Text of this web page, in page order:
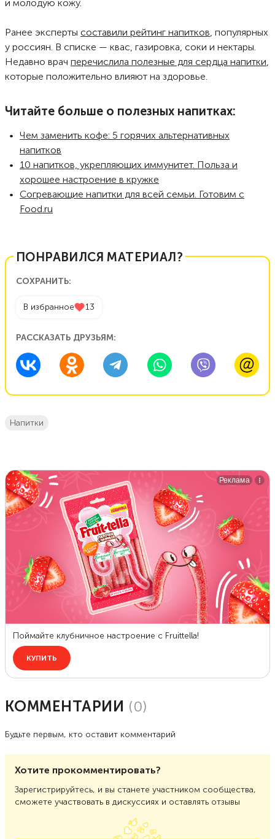
и молодую кожу.
Ранее эксперты составили рейтинг напитков, популярных
у россиян. В списке — квас, газировка, соки и нектары.
Недавно врач перечислила полезные для сердца напитки,
которые положительно влияют на здоровье.
Читайте больше о полезных напитках:
Чем заменить кофе: 5 горячих альтернативных
напитков
10 напитков, укрепляющих иммунитет. Польза и
хорошее настроение в кружке
Согревающие напитки для всей семьи. Готовим с
Food.ru
ПОНРАВИЛСЯ МАТЕРИАЛ?
СОХРАНИТЬ:
В избранное 13
РАССКАЗАТЬ ДРУЗЬЯМ:
напитки
КОММЕНТАРИИ (0)
Будьте первым, кто оставит комментарий
Хотите прокомментировать?
Зарегистрируйтесь, и вы станете участником сообщества,
сможете участвовать в дискуссиях и оставлять отзывы